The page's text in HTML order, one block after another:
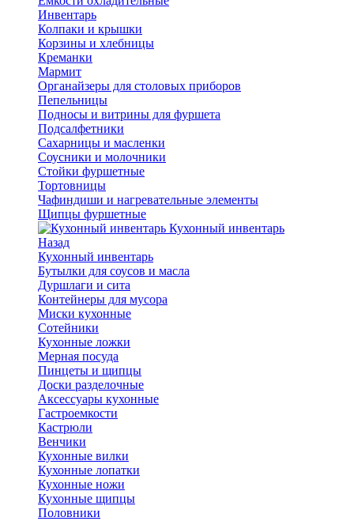
Инвентарь
Колпаки и крышки
Корзины и хлебницы
Креманки
Мармит
Органайзеры для столовых приборов
Пепельницы
Подносы и витрины для фуршета
Подсалфетники
Сахарницы и масленки
Соусники и молочники
Стойки фуршетные
Тортовницы
Чафиндиши и нагревательные элементы
Щипцы фуршетные
Кухонный инвентарь
Назад
Кухонный инвентарь
Бутылки для соусов и масла
Дуршлаги и сита
Контейнеры для мусора
Миски кухонные
Сотейники
Кухонные ложки
Мерная посуда
Пинцеты и щипцы
Доски разделочные
Аксессуары кухонные
Гастроемкости
Кастрюли
Венчики
Кухонные вилки
Кухонные лопатки
Кухонные ножи
Кухонные щипцы
Половники